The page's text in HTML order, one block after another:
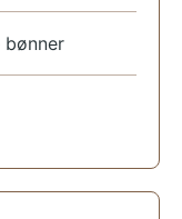
bønner